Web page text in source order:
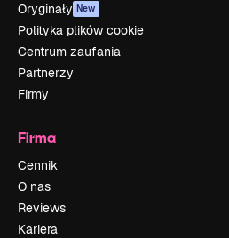
Oryginały New
Polityka plików cookie
Centrum zaufania
Partnerzy
Firmy
Firma
Cennik
O nas
Reviews
Kariera